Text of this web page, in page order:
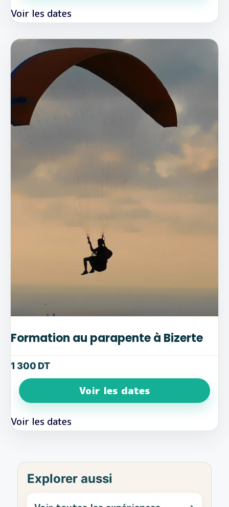
Voir les dates
Formation au parapente à Bizerte
1 300 DT
Voir les dates
Explorer aussi